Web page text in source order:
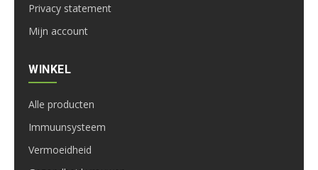
Privacy statement
Mijn account
WINKEL
Alle producten
Immuunsysteem
Vermoeidheid